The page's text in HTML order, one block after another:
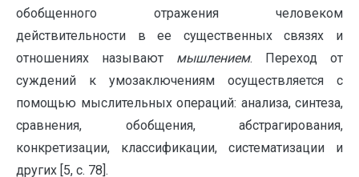
обобщенного отражения человеком
действительности в ее существенных связях и
отношениях называют мышлением. Переход от
суждений к умозаключениям осуществляется с
помощью мыслительных операций: анализа, синтеза,
сравнения, обобщения, абстрагирования,
конкретизации, классификации, систематизации и
других [5, с. 78].